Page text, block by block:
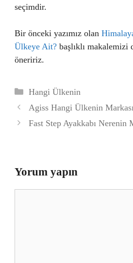
seçimdir.
Bir önceki yazımız olan
Ülkeye Ait? başlıklı makalemizi
öneririz.
Kategoriler
Hangi Ülkenin
Agiss Hangi Ülkenin
Fast Step Ayakkabı Nerenin
Yorum yapın